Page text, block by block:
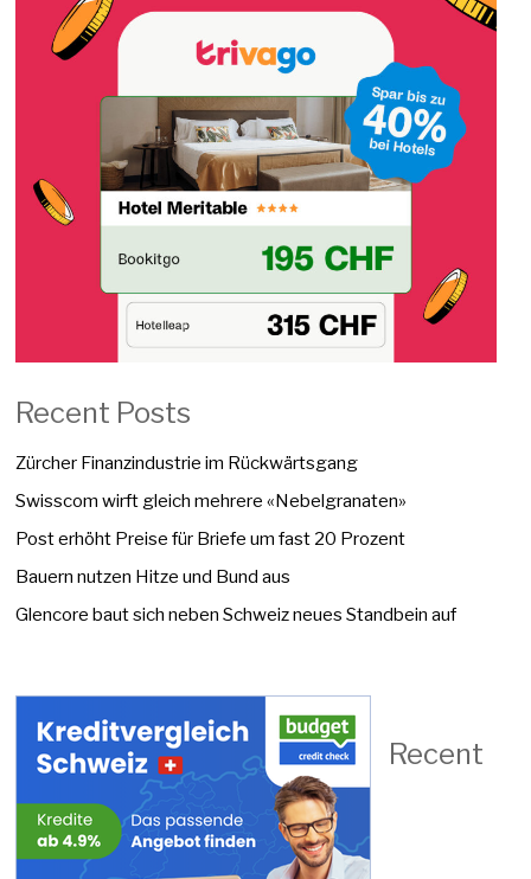
Recent Posts
Zürcher Finanzindustrie im Rückwärtsgang
Swisscom wirft gleich mehrere «Nebelgranaten»
Post erhöht Preise für Briefe um fast 20 Prozent
Bauern nutzen Hitze und Bund aus
Glencore baut sich neben Schweiz neues Standbein auf
Recent